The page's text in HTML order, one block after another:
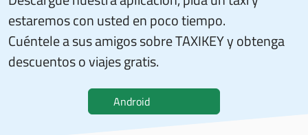
estaremos con usted en poco tiempo.
Cuéntele a sus amigos sobre TAXIKEY y obtenga
descuentos o viajes gratis.
Android